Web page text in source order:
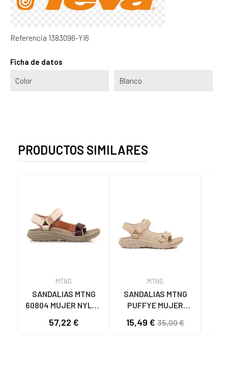
Referencia 1383096-YI6
Ficha de datos
Color Blanco
PRODUCTOS SIMILARES
MTNG
SANDALIAS MTNG
60804 MUJER NYLON
TAUPE C59615 - -
57,22 €
MTNG
SANDALIAS MTNG
PUFFYE MUJER
C60056 C60056 -
15,49 € 35,00 €